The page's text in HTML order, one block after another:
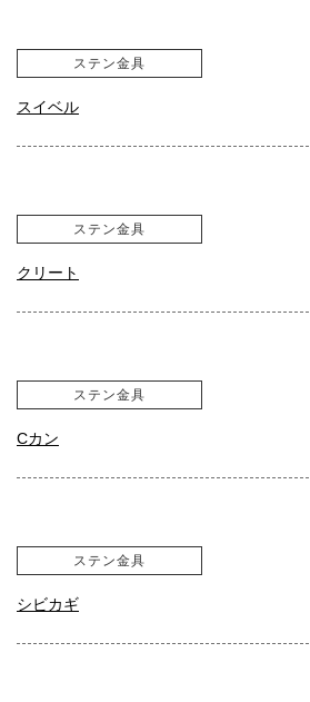
ステン金具
スイベル
ステン金具
クリート
ステン金具
Cカン
ステン金具
シビカギ